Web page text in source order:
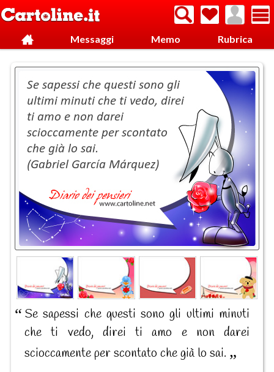
Messaggi Memo Rubrica
Se sapessi che questi sono gli ultimi minuti
che ti vedo, direi ti amo e non darei
scioccamente per scontato che già lo sai.